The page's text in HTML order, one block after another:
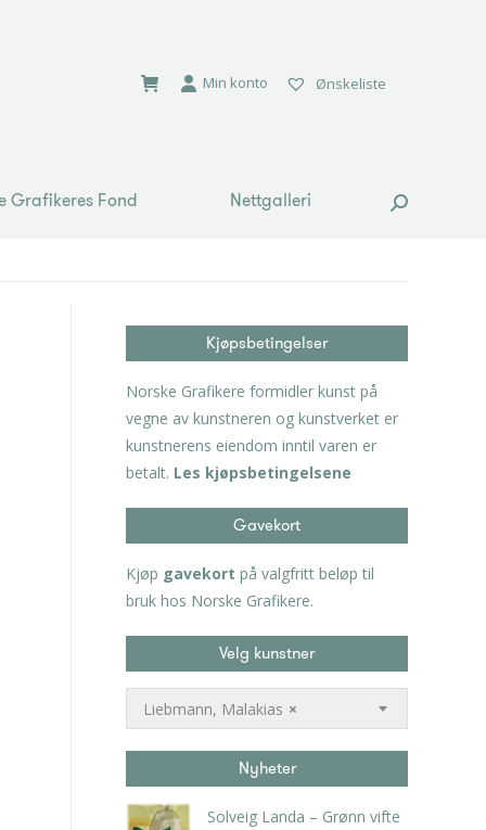
Min konto Ønskeliste
Grafikeres Fond Nettgalleri Search:
Kjøpsbetingelser
Norske Grafikere formidler kunst på
vegne av kunstneren og kunstverket er
kunstnerens eiendom inntil varen er
betalt. Les kjøpsbetingelsene
Gavekort
Kjøp gavekort på valgfritt beløp til
bruk hos Norske Grafikere.
Velg kunstner
×
Liebmann, Malakias
Nyheter
Solveig Landa – Grønn vifte